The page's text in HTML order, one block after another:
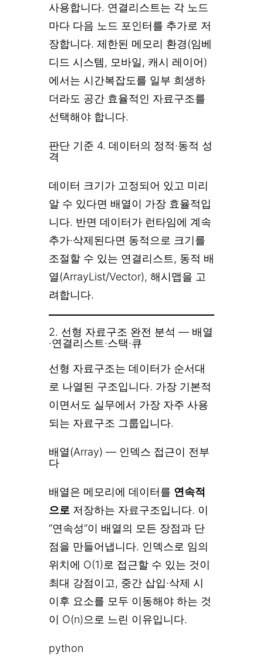
사용합니다. 연결리스트는 각 노드
마다 다음 노드 포인터를 추가로 저
장합니다. 제한된 메모리 환경(임베
디드 시스템, 모바일, 캐시 레이어)
에서는 시간복잡도를 일부 희생하
더라도 공간 효율적인 자료구조를
선택해야 합니다.
판단 기준 4. 데이터의 정적·동적 성
격
데이터 크기가 고정되어 있고 미리
알 수 있다면 배열이 가장 효율적입
니다. 반면 데이터가 런타임에 계속
추가·삭제된다면 동적으로 크기를
조절할 수 있는 연결리스트, 동적 배
열(ArrayList/Vector), 해시맵을 고
려합니다.
2. 선형 자료구조 완전 분석 — 배열
·연결리스트·스택·큐
선형 자료구조는 데이터가 순서대
로 나열된 구조입니다. 가장 기본적
이면서도 실무에서 가장 자주 사용
되는 자료구조 그룹입니다.
배열(Array) — 인덱스 접근이 전부
다
배열은 메모리에 데이터를 연속적
으로 저장하는 자료구조입니다. 이
“연속성”이 배열의 모든 장점과 단
점을 만들어냅니다. 인덱스로 임의
위치에 O(1)로 접근할 수 있는 것이
최대 강점이고, 중간 삽입·삭제 시
이후 요소를 모두 이동해야 하는 것
이 O(n)으로 느린 이유입니다.
python